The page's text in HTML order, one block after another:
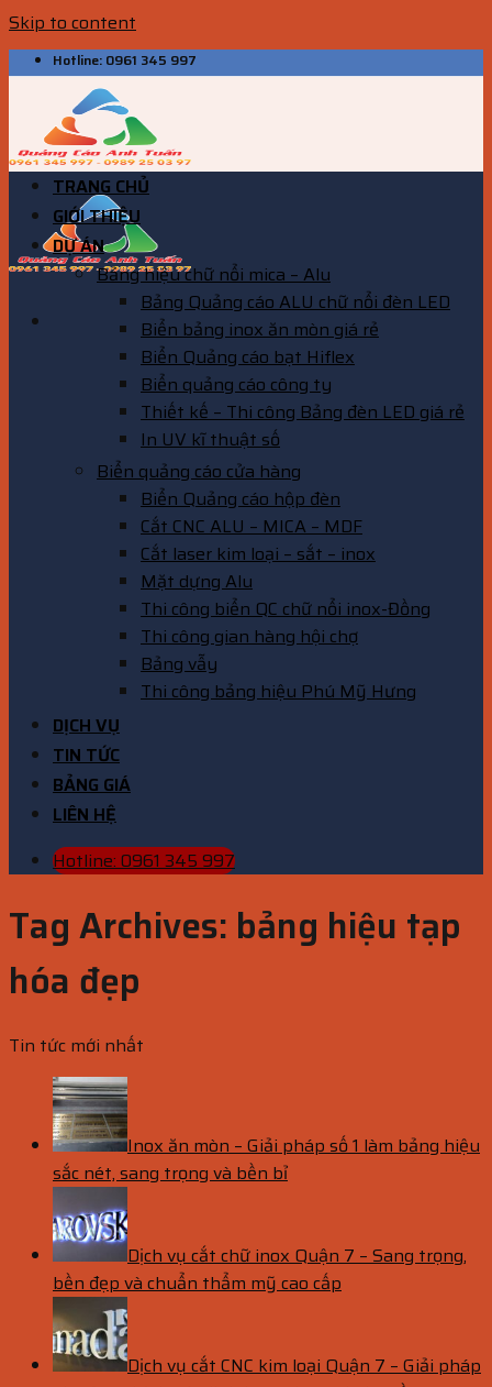
Skip to content
Hotline: 0961 345 997
TRANG CHỦ
GIỚI THIỆU
DỰ ÁN
Bảng hiệu chữ nổi mica – Alu
Bảng Quảng cáo ALU chữ nổi đèn LED
Biển bảng inox ăn mòn giá rẻ
Biển Quảng cáo bạt Hiflex
Biển quảng cáo công ty
Thiết kế – Thi công Bảng đèn LED giá rẻ
In UV kĩ thuật số
Biển quảng cáo cửa hàng
Biển Quảng cáo hộp đèn
Cắt CNC ALU – MICA – MDF
Cắt laser kim loại – sắt – inox
Mặt dựng Alu
Thi công biển QC chữ nổi inox-Đồng
Thi công gian hàng hội chợ
Bảng vẫy
Thi công bảng hiệu Phú Mỹ Hưng
DỊCH VỤ
TIN TỨC
BẢNG GIÁ
LIÊN HỆ
Hotline: 0961 345 997
Tag Archives: bảng hiệu tạp
hóa đẹp
Tin tức mới nhất
Inox ăn mòn – Giải pháp số 1 làm bảng hiệu
sắc nét, sang trọng và bền bỉ
Dịch vụ cắt chữ inox Quận 7 – Sang trọng,
bền đẹp và chuẩn thẩm mỹ cao cấp
Dịch vụ cắt CNC kim loại Quận 7 – Giải pháp